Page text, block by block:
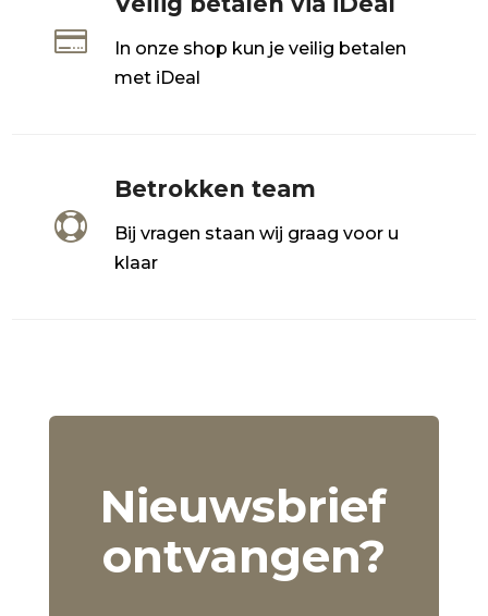

In onze shop kun je veilig betalen
met iDeal

Betrokken team
Bij vragen staan wij graag voor u
klaar
Nieuwsbrief
ontvangen?